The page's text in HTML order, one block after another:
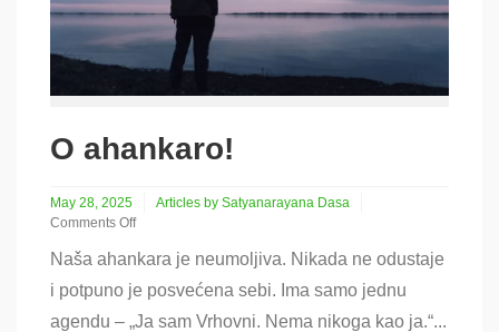
O ahankaro!
May 28, 2025
Articles by Satyanarayana Dasa
Comments Off
O
ahankaro!
Naša ahankara je neumoljiva. Nikada ne odustaje
i potpuno je posvećena sebi. Ima samo jednu
agendu – „Ja sam Vrhovni. Nema nikoga kao ja.“...